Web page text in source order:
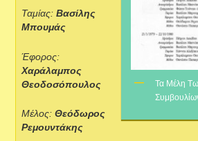
Τα Μέλη
Ταμίας:Βασίλης
Μπουμάς
Έφορος:
Χαράλαμπος
Θεοδοσόπουλος
Μέλος:Θεόδωρος
Ρεμουντάκης